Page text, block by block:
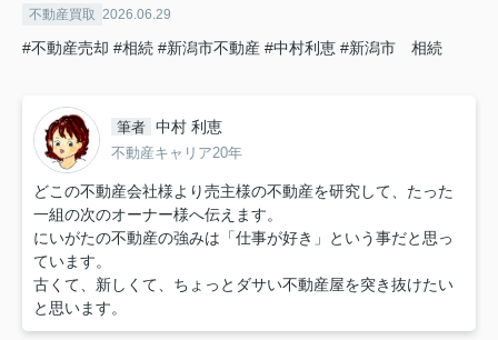
不動産買取 2026.06.29
#不動産売却 #相続 #新潟市不動産 #中村利恵 #新潟市 相続
筆者 中村 利恵
不動産キャリア20年
どこの不動産会社様より売主様の不動産を研究して、たった
一組の次のオーナー様へ伝えます。
にいがたの不動産の強みは「仕事が好き」という事だと思っ
ています。
古くて、新しくて、ちょっとダサい不動産屋を突き抜けたい
と思います。